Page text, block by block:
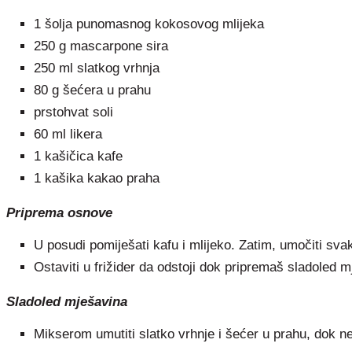
1 šolja punomasnog kokosovog mlijeka
250 g mascarpone sira
250 ml slatkog vrhnja
80 g šećera u prahu
prstohvat soli
60 ml likera
1 kašičica kafe
1 kašika kakao praha
Priprema osnove
U posudi pomiješati kafu i mlijeko. Zatim, umočiti
Ostaviti u frižider da odstoji dok pripremaš sladoled
Sladoled mješavina
Mikserom umutiti slatko vrhnje i šećer u prahu, dok